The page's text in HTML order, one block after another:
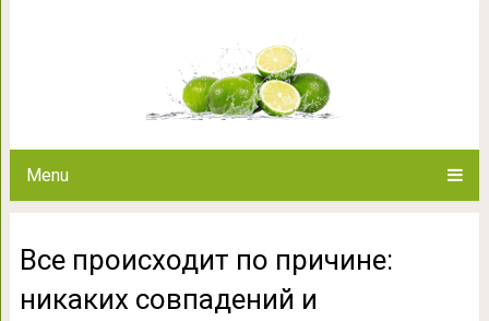
Menu
Все происходит по причине:
никаких совпадений и